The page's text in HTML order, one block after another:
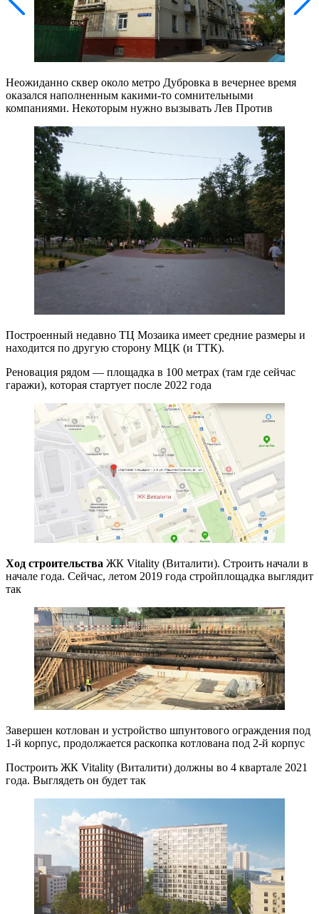
Неожиданно сквер около метро Дубровка в вечернее время
оказался наполненным какими-то сомнительными
компаниями. Некоторым нужно вызывать Лев Против
Построенный недавно ТЦ Мозаика имеет средние размеры и
находится по другую сторону МЦК (и ТТК).
Реновация рядом — площадка в 100 метрах (там где сейчас
гаражи), которая стартует после 2022 года
Ход строительства ЖК Vitality (Виталити). Строить начали в
начале года. Сейчас, летом 2019 года стройплощадка выглядит
так
Завершен котлован и устройство шпунтового ограждения под
1-й корпус, продолжается раскопка котлована под 2-й корпус
Построить ЖК Vitality (Виталити) должны во 4 квартале 2021
года. Выглядеть он будет так